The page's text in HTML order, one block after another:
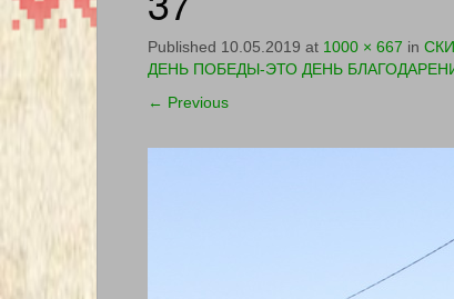
Published 10.05.2019 at 1000 × 667 in
ДЕНЬ ПОБЕДЫ-ЭТО ДЕНЬ
← Previous